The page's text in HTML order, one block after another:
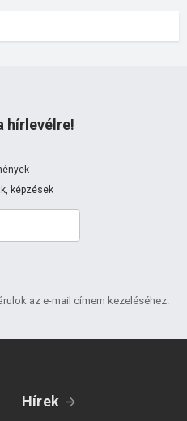
hírlevélre!
képzések
az e-mail címem kezeléséhez.
Hírek